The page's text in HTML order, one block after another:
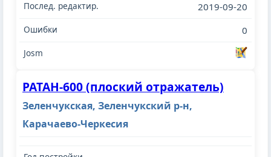
2019-09-20
0
РАТАН-600 (плоский отражатель)
Зеленчукская, Зеленчукский р-н,
Карачаево-Черкесия